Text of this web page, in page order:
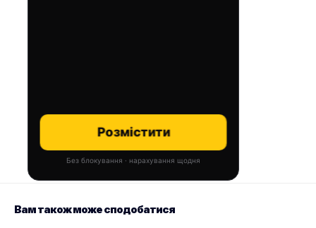
Розмістити
Без блокування · нарахування щодня
Вам також може сподобатися